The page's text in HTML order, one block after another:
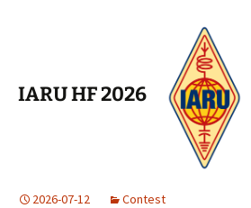
IARU HF 2026
2026-07-12 Contest